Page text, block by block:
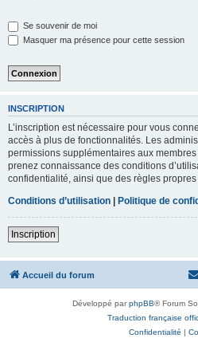
Se souvenir de moi
Masquer ma présence pour cette session
INSCRIPTION
L’inscription est nécessaire pour vous
accès à plus de fonctionnalités. Les
permissions supplémentaires aux membres
prenez connaissance des conditions
confidentialité, ainsi que des règles propres
Conditions d’utilisation | Politique de
Inscription
Accueil du forum
Développé parphpBB® Forum
Traduction française
Confidentialité |